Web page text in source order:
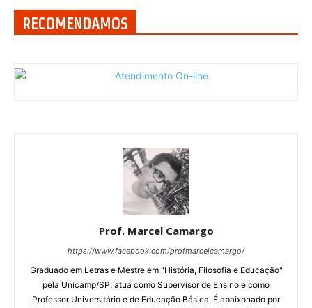
RECOMENDAMOS
Prof. Marcel Camargo
https://www.facebook.com/profmarcelcamargo/
Graduado em Letras e Mestre em "História, Filosofia e Educação"
pela Unicamp/SP, atua como Supervisor de Ensino e como
Professor Universitário e de Educação Básica. É apaixonado por